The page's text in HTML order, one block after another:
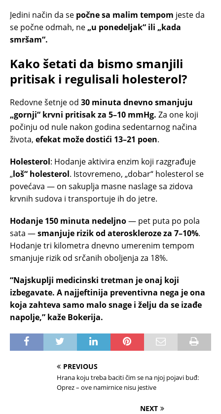
Jedini način da se počne sa malim tempom jeste da
se počne odmah, ne „u ponedeljak“ ili „kada
smršam“.
Kako šetati da bismo smanjili
pritisak i regulisali holesterol?
Redovne šetnje od 30 minuta dnevno smanjuju
„gornji“ krvni pritisak za 5–10 mmHg. Za one koji
počinju od nule nakon godina sedentarnog načina
života, efekat može dostići 13–21 poen.
Holesterol: Hodanje aktivira enzim koji razgrađuje
„loš“ holesterol. Istovremeno, „dobar“ holesterol se
povećava — on sakuplja masne naslage sa zidova
krvnih sudova i transportuje ih do jetre.
Hodanje 150 minuta nedeljno— pet puta po pola
sata —smanjuje rizik od ateroskleroze za 7–10%.
Hodanje tri kilometra dnevno umerenim tempom
smanjuje rizik od srčanih oboljenja za 18%.
“Najskuplji medicinski tretman je onaj koji
izbegavate. A najjeftinija preventivna nega je ona
koja zahteva samo malo snage i želju da se izađe
napolje,” kaže Bokerija.
PREVIOUS
Hrana koju treba baciti čim se na njoj pojavi buđ:
Oprez – ove namirnice nisu jestive
NEXT